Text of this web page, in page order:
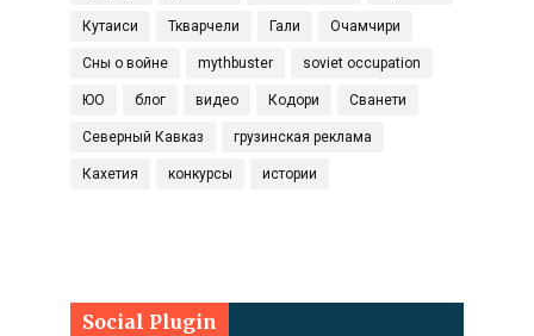
Кутаиси Ткварчели Гали Очамчири
Сны о войне mythbuster soviet occupation
ЮО блог видео Кодори Сванети
Северный Кавказ грузинская реклама
Кахетия конкурсы истории
Social Plugin